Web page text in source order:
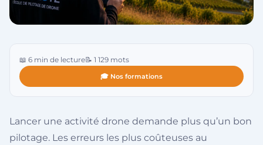
📖 6 min de lecture📝 1 129 mots
🎓 Nos formations
Lancer une activité drone demande plus qu’un bon
pilotage. Les erreurs les plus coûteuses au